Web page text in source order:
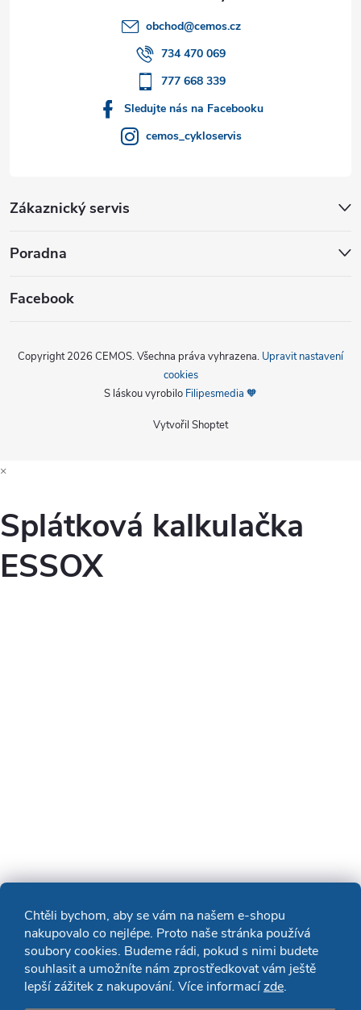
Chtěli bychom, aby se vám na našem e-shopu
nakupovalo co nejlépe. Proto naše stránka používá
soubory cookies. Budeme rádi, pokud s nimi budete
souhlasit a umožníte nám zprostředkovat vám ještě
lepší zážitek z nakupování. Více informacízde.
obchod@cemos.cz
734 470 069
777 668 339
Sledujte nás na Facebooku
cemos_cykloservis
Zákaznický servis
Poradna
Facebook
Vytvořil Shoptet
Copyright 2026 CEMOS. Všechna práva vyhrazena. Upravit nastavení
cookies
S láskou vyrobilo Filipesmedia 🧡
×
Splátková kalkulačka
ESSOX